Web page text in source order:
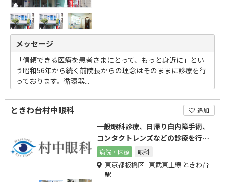
メッセージ
「信頼できる医療を患者さまにとって、もっと身近に」とい
う昭和56年から続く前院長からの理念はそのままに診療を行
っております。循環器...
ときわ台村中眼科 追加
一般眼科診療、日帰り白内障手術、
コンタクトレンズなどの診療を行っ
ています
病院・医療 眼科
東京都板橋区 東武東上線 ときわ台
駅